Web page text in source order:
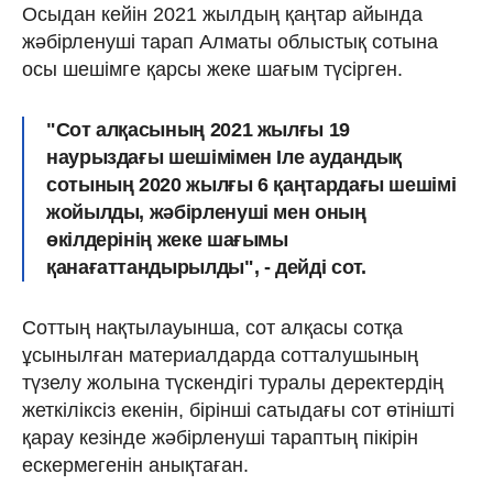
Осыдан кейін 2021 жылдың қаңтар айында
жәбірленуші тарап Алматы облыстық сотына
осы шешімге қарсы жеке шағым түсірген.
"Сот алқасының 2021 жылғы 19
наурыздағы шешімімен Іле аудандық
сотының 2020 жылғы 6 қаңтардағы шешімі
жойылды, жәбірленуші мен оның
өкілдерінің жеке шағымы
қанағаттандырылды", - дейді сот.
Соттың нақтылауынша, сот алқасы сотқа
ұсынылған материалдарда сотталушының
түзелу жолына түскендігі туралы деректердің
жеткіліксіз екенін, бірінші сатыдағы сот өтінішті
қарау кезінде жәбірленуші тараптың пікірін
ескермегенін анықтаған.